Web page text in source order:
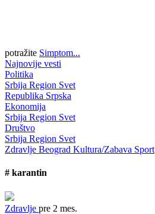
potražite Simptom...
Najnovije vesti
Politika
Srbija Region Svet
Republika Srpska
Ekonomija
Srbija Region Svet
Društvo
Srbija Region Svet
Zdravlje Beograd Kultura/Zabava Sport
# karantin
Zdravlje pre 2 mes.